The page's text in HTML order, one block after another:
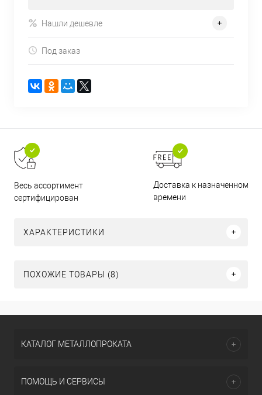
Нашли дешевле
Под заказ
Весь ассортимент
сертифицирован
Доставка к назначенному
времени
ХАРАКТЕРИСТИКИ
ПОХОЖИЕ ТОВАРЫ (8)
КАТАЛОГ МЕТАЛЛОПРОКАТА
ПОМОЩЬ И СЕРВИСЫ